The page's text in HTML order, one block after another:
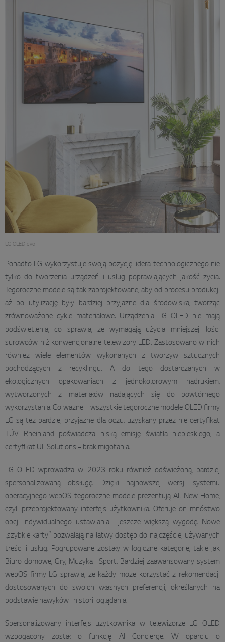
LG OLED evo
Ponadto LG wykorzystuje swoją pozycję lidera technologicznego nie
tylko do tworzenia urządzeń i usług poprawiających jakość życia.
Tegoroczne modele są tak zaprojektowane, aby od procesu produkcji
aż po utylizację były bardziej przyjazne dla środowiska, tworząc
zrównoważone cykle materiałowe. Urządzenia LG OLED nie mają
podświetlenia, co sprawia, że wymagają użycia mniejszej ilości
surowców niż konwencjonalne telewizory LED. Zastosowano w nich
również wiele elementów wykonanych z tworzyw sztucznych
pochodzących z recyklingu. A do tego dostarczanych w
ekologicznych opakowaniach z jednokolorowym nadrukiem,
wytworzonych z materiałów nadających się do powtórnego
wykorzystania. Co ważne – wszystkie tegoroczne modele OLED firmy
LG są też bardziej przyjazne dla oczu: uzyskany przez nie certyfikat
TÜV Rheinland poświadcza niską emisję światła niebieskiego, a
certyfikat UL Solutions – brak migotania.
LG OLED wprowadza w 2023 roku również odświeżoną, bardziej
spersonalizowaną obsługę. Dzięki najnowszej wersji systemu
operacyjnego webOS tegoroczne modele prezentują All New Home,
czyli przeprojektowany interfejs użytkownika. Oferuje on mnóstwo
opcji indywidualnego ustawiania i jeszcze większą wygodę. Nowe
„szybkie karty” pozwalają na łatwy dostęp do najczęściej używanych
treści i usług. Pogrupowane zostały w logiczne kategorie, takie jak
Biuro domowe, Gry, Muzyka i Sport. Bardziej zaawansowany system
webOS firmy LG sprawia, że każdy może korzystać z rekomendacji
dostosowanych do swoich własnych preferencji, określanych na
podstawie nawyków i historii oglądania.
Spersonalizowany interfejs użytkownika w telewizorze LG OLED
wzbogacony został o funkcję AI Concierge. W oparciu o